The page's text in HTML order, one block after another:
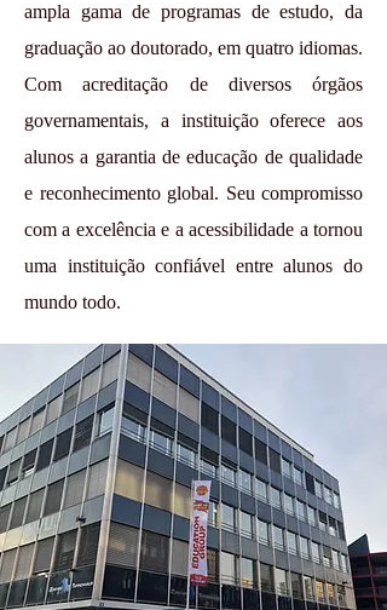
ampla gama de programas de estudo, da
graduação ao doutorado, em quatro idiomas.
Com acreditação de diversos órgãos
governamentais, a instituição oferece aos
alunos a garantia de educação de qualidade
e reconhecimento global. Seu compromisso
com a excelência e a acessibilidade a tornou
uma instituição confiável entre alunos do
mundo todo.